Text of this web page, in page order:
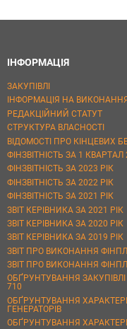
ІНФОРМАЦІЯ
ЗАКУПІВЛІ
ІНФОРМАЦІЯ НА
РЕДАКЦІЙНИЙ СТАТУТ
СТРУКТУРА ВЛАСНОСТІ
ВІДОМОСТІ ПРО КІНЦЕВИХ
ФІНЗВІТНІСТЬ ЗА 1 КВАРТАЛ
ФІНЗВІТНІСТЬ ЗА 2023 РІК
ФІНЗВІТНІСТЬ ЗА 2022 РІК
ФІНЗВІТНІСТЬ ЗА 2021 РІК
ЗВІТ КЕРІВНИКА ЗА 2021 РІК
ЗВІТ КЕРІВНИКА ЗА 2020 РІК
ЗВІТ КЕРІВНИКА ЗА 2019 РІК
ЗВІТ ПРО ВИКОНАННЯ
ЗВІТ ПРО ВИКОНАННЯ
ОБҐРУНТУВАННЯ ЗАКУПІВЛІ
710
ОБҐРУНТУВАННЯ
ГЕНЕРАТОРІВ
ОБҐРУНТУВАННЯ